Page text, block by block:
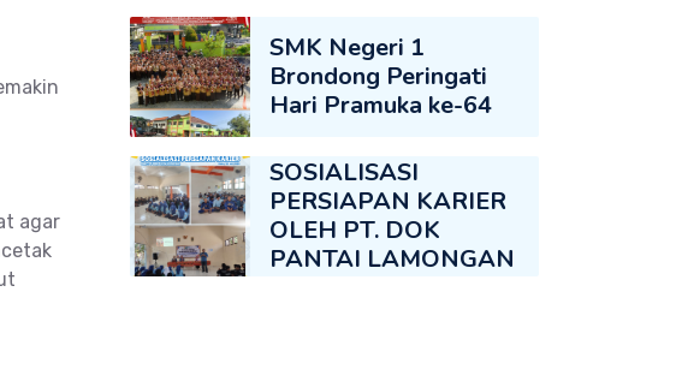
agar
SMK Negeri 1
Brondong Peringati
Hari Pramuka ke-64
SOSIALISASI
PERSIAPAN KARIER
OLEH PT. DOK
PANTAI LAMONGAN